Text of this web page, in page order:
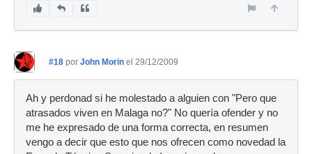
#18 por John Morin el 29/12/2009
Ah y perdonad si he molestado a alguien con "Pero que
atrasados viven en Malaga no?" No quería ofender y no
me he expresado de una forma correcta, en resumen
vengo a decir que esto que nos ofrecen como novedad la